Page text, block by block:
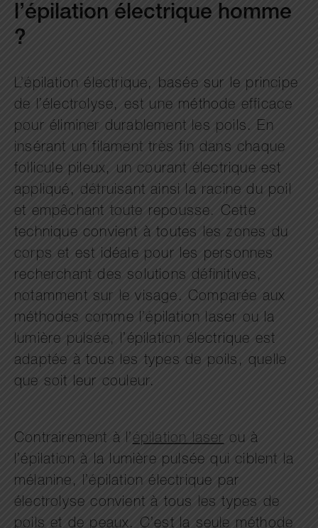
l’épilation électrique homme
?
L’épilation électrique, basée sur le principe
de l’électrolyse, est une méthode efficace
pour éliminer durablement les poils. En
insérant un filament très fin dans chaque
follicule pileux, un courant électrique est
appliqué, détruisant ainsi la racine du poil
et empêchant toute repousse. Cette
technique convient à toutes les zones du
corps et est idéale pour les personnes
recherchant des solutions définitives,
notamment sur le visage. Comparée aux
méthodes comme l’épilation laser ou la
lumière pulsée, l’épilation électrique est
adaptée à tous les types de poils, quelle
que soit leur couleur.
Contrairement à l’ épilation laser ou à
l’épilation à la lumière pulsée qui ciblent la
mélanine, l’épilation électrique par
électrolyse convient à tous les types de
poils et de peaux. C’est la seule méthode